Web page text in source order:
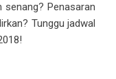
Penasaran
Tunggu jadwal